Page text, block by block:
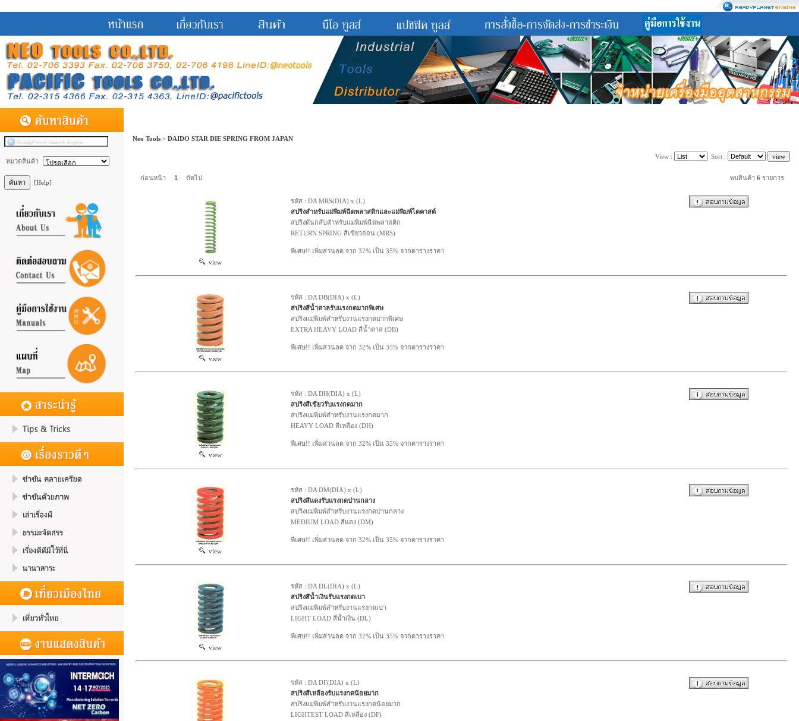
หมวดสินค้า
[Help]
Neo Tools > DAIDO STAR DIE SPRING FROM JAPAN
View : Sort :
ก่อนหน้า 1 ถัดไป พบสินค้า 6 รายการ
view
รหัส : DA MRS(DIA) x (L)
สปริงสำหรับแม่พิมพ์ฉีดพลาสติกและแม่พิมพ์ไดคาสต์
สปริงดันกลับสำหรับแม่พิมพ์ฉีดพลาสติก
RETURN SPRING สีเขียวอ่อน (MRS)
พืเศษ!! เพิ่มส่วนลด จาก 32% เป็น 35% จากตารางราคา
view
รหัส : DA DB(DIA) x (L)
สปริงสีน้ำตาลรับแรงกดมากพิเศษ
สปริงแม่พิมพ์สำหรับงานแรงกดมากพิเศษ
EXTRA HEAVY LOAD สีน้ำตาล (DB)
พืเศษ!! เพิ่มส่วนลด จาก 32% เป็น 35% จากตารางราคา
view
รหัส : DA DH(DIA) x (L)
สปริงสีเขียวรับแรงกดมาก
สปริงแม่พิมพ์สำหรับงานแรงกดมาก
HEAVY LOAD สีเหลือง (DH)
พืเศษ!! เพิ่มส่วนลด จาก 32% เป็น 35% จากตารางราคา
view
รหัส : DA DM(DIA) x (L)
สปริงสีแดงรับแรงกดปานกลาง
สปริงแม่พิมพ์สำหรับงานแรงกดปานกลาง
MEDIUM LOAD สีแดง (DM)
พืเศษ!! เพิ่มส่วนลด จาก 32% เป็น 35% จากตารางราคา
view
รหัส : DA DL(DIA) x (L)
สปริงสีน้ำเงินรับแรงกดเบา
สปริงแม่พิมพ์สำหรับงานแรงกดเบา
LIGHT LOAD สีน้ำเงิน (DL)
พืเศษ!! เพิ่มส่วนลด จาก 32% เป็น 35% จากตารางราคา
รหัส : DA DF(DIA) x (L)
สปริงสีเหลืองรับแรงกดน้อยมาก
สปริงแม่พิมพ์สำหรับงานแรงกดน้อยมาก
LIGHTEST LOAD สีเหลือง (DF)